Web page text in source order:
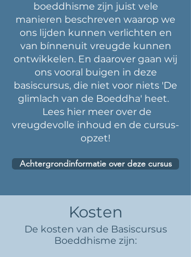
boeddhisme zijn juist vele
manieren beschreven waarop we
ons lijden kunnen verlichten en
van bínnenuit vreugde kunnen
ontwikkelen. En daarover gaan wij
ons vooral buigen in deze
basiscursus, die niet voor niets 'De
glimlach van de Boeddha' heet.
Lees hier meer over de
vreugdevolle inhoud en de cursus-
opzet!
Achtergrondinformatie over deze cursus
Kosten
De kosten van de Basiscursus
Boeddhisme zijn: